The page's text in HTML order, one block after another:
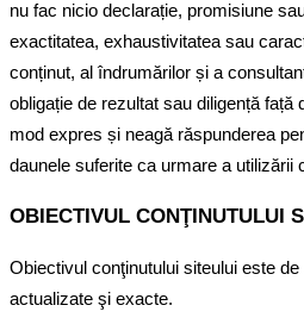
nu fac nicio declarație, promisiune
exactitatea, exhaustivitatea sau
conținut, al îndrumărilor și a
obligație de rezultat sau diligență față
mod expres și neagă răspunderea
daunele suferite ca urmare a utilizării
OBIECTIVUL CONŢINUTULUI
Obiectivul conţinutului siteului este
actualizate şi exacte.